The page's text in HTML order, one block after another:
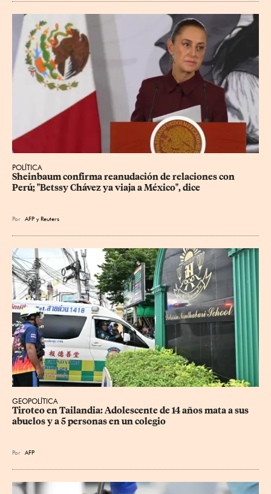
POLÍTICA
Sheinbaum confirma reanudación de relaciones con
Perú; "Betssy Chávez ya viaja a México", dice
Por AFP yReuters
GEOPOLÍTICA
Tiroteo en Tailandia: Adolescente de 14 años mata a sus
abuelos y a 5 personas en un colegio
Por AFP